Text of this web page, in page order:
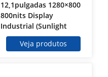
12,1pulgadas 1280×800
800nits Display
Industrial (Sunlight
Readable, Wide Temp)
[UNK] KD121WXHD02
Veja produtos